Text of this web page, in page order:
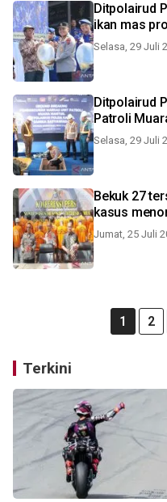
Ditpolairud
ikan mas
Selasa, 29 Juli
Ditpolairud
Patroli
Selasa, 29 Juli
Bekuk 27
kasus
Jumat, 25 Juli
1 2
Terkini